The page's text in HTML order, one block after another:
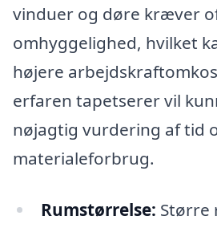
vinduer og døre kræver
omhyggelighed, hvilket
højere
erfaren tapetserer vil
nøjagtig vurdering af tid
materialeforbrug.
Rumstørrelse: Større